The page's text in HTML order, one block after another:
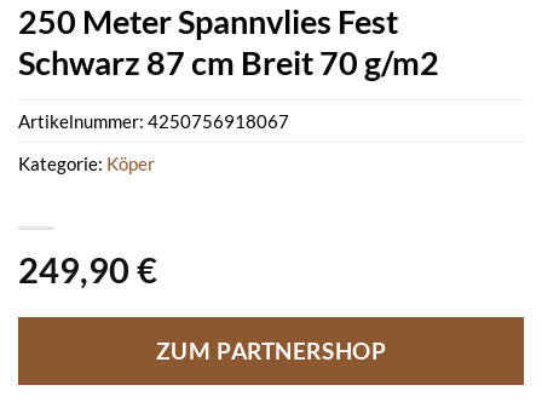
250 Meter Spannvlies Fest
Schwarz 87 cm Breit 70 g/m2
249,90 €
ZUM PARTNERSHOP
Artikelnummer: 4250756918067
Kategorie: Köper